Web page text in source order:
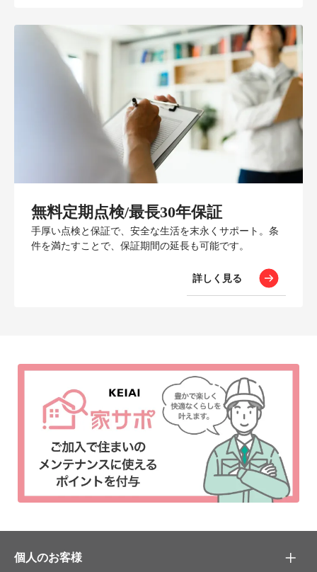
無料定期点検/最長30年保証
手厚い点検と保証で、安全な生活を末永くサポート。条
件を満たすことで、保証期間の延長も可能です。
詳しく見る
個人のお客様